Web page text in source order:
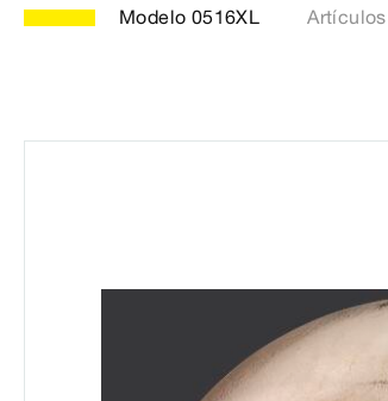
Modelo 0516XL Artículos